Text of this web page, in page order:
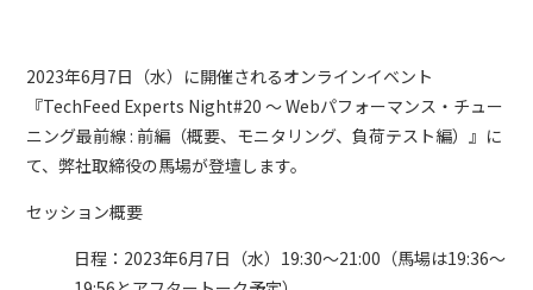
2023年6月7日（水）に開催されるオンラインイベント
『TechFeed Experts Night#20 〜 Webパフォーマンス・チュー
ニング最前線 : 前編（概要、モニタリング、負荷テスト編）』に
て、弊社取締役の馬場が登壇します。
セッション概要
日程：2023年6月7日（水）19:30〜21:00（馬場は19:36〜